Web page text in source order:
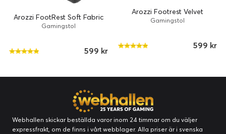
Arozzi FootRest Soft Fabric
Gamingstol
599 kr
Arozzi Footrest Velvet
Gamingstol
599 kr
Webhallen skickar beställda varor inom 24 timmar om du väljer
expressfrakt, om de finns i vårt webblager. Alla priser är i svenska